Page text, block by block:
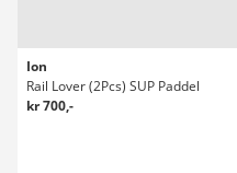
Ion
Rail Lover (2Pcs) SUP Paddel
kr 700,-